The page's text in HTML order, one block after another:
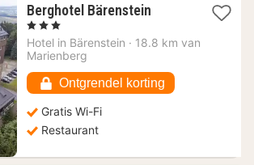
Berghotel Bärenstein1
vanaf
, 3 Sterren
Hotel in Bärenstein · 18.8 km van
Marienberg
Ontgrendel korting
Gratis Wi-Fi
Restaurant